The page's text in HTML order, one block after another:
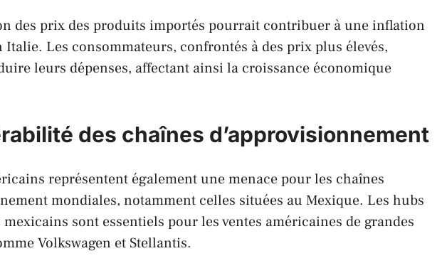
des prix des produits importés pourrait contribuer à une inflation
Italie. Les consommateurs, confrontés à des prix plus élevés,
leurs dépenses, affectant ainsi la croissance économique
des chaînes d’approvisionnement
représentent également une menace pour les chaînes
mondiales, notamment celles situées au Mexique. Les hubs
sont essentiels pour les ventes américaines de grandes
Volkswagen et Stellantis.